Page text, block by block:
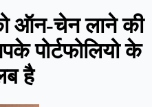
ऑन-चेन लाने की
पोर्टफोलियो के
है